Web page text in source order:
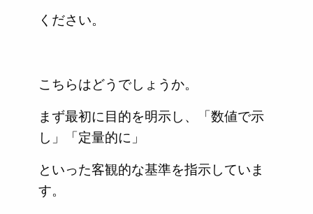
ください。
こちらはどうでしょうか。
まず最初に目的を明示し、「数値で示
し」「定量的に」
といった客観的な基準を指示していま
す。